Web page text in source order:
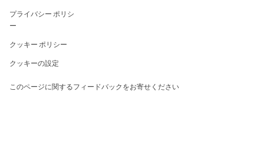
プライバシー ポリシ
ー
クッキー ポリシー
クッキーの設定
このページに関するフィードバックをお寄せください